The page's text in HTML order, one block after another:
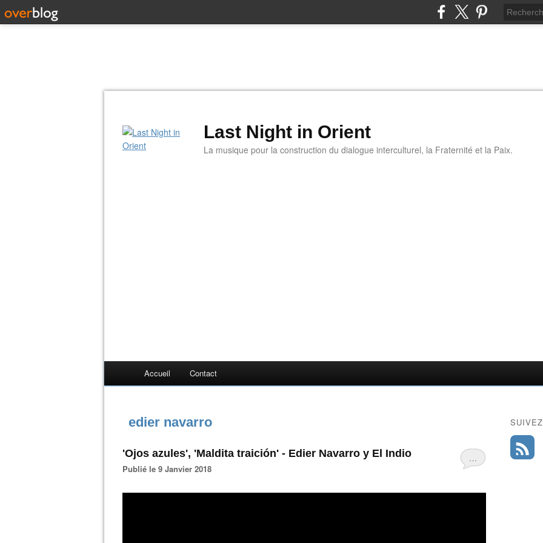
Last Night in Orient
La musique pour la construction du dialogue interculturel, la Fraternité et la Paix.
Accueil Contact
edier navarro
…
'Ojos azules', 'Maldita traición' - Edier Navarro y El Indio
Publié le 9 Janvier 2018